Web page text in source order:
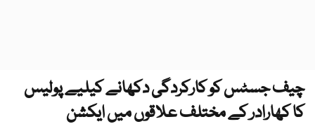
چیف جسٹس کو کارکردگی دکھانے کیلیے پولیس
کا کھارادر کے مختلف علاقوں میں ایکشن